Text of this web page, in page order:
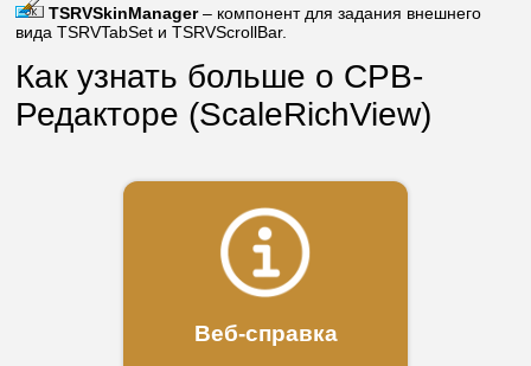
TSRVSkinManager– компонент для задания внешнего
вида TSRVTabSet и TSRVScrollBar.
Как узнать больше о СРВ-
Редакторе (ScaleRichView)
Веб-справка